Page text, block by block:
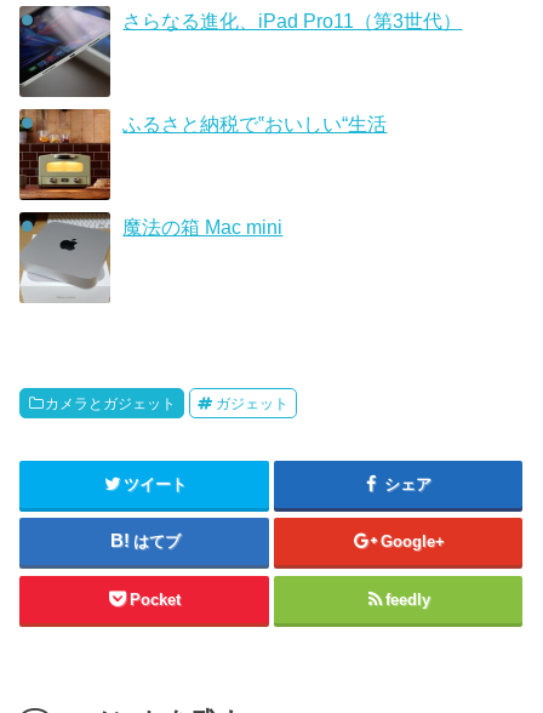
さらなる進化、iPad Pro11（第3世代）
ふるさと納税で‟おいしい“生活
魔法の箱 Mac mini
カメラとガジェット ガジェット
ツイート シェア
はてブ Google+
Pocket feedly